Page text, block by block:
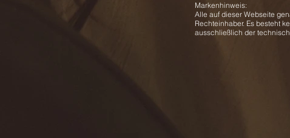
Markenhinweis:
Alle auf dieser Webseite
Rechteinhaber. Es besteht
ausschließlich der